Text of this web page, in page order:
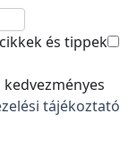
és tippek
tájékoztató